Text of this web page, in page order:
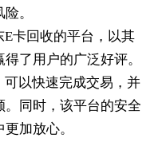
。
卡回收的平台，以其
了用户的广泛好评。
可以快速完成交易，并
同时，该平台的安全
加放心。